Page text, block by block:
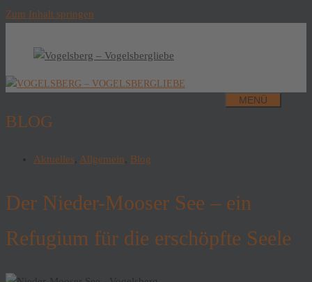
Zum Inhalt springen
MENÜ
BLOG
Aktuelles Allgemein Blog
Der Nieder-Mooser See – ein
Refugium für die erschöpfte Seele